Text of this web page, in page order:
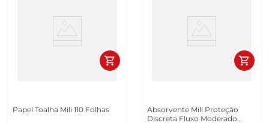
Papel Toalha Mili 110 Folhas
Absorvente Mili Proteção
Discreta Fluxo Moderado